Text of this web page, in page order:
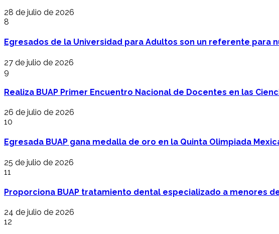
28 de julio de 2026
8
Egresados de la Universidad para Adultos son un referente para
27 de julio de 2026
9
Realiza BUAP Primer Encuentro Nacional de Docentes en las
26 de julio de 2026
10
Egresada BUAP gana medalla de oro en la Quinta Olimpiada
25 de julio de 2026
11
Proporciona BUAP tratamiento dental especializado a menores
24 de julio de 2026
12